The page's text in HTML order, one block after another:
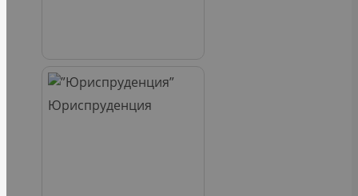
Юриспруденция